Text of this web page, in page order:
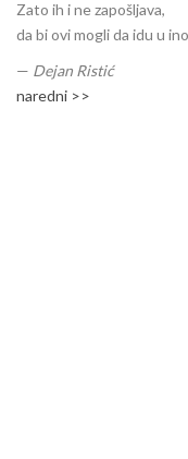
Zato ih i ne zapošljava,
da bi ovi mogli da idu u
— Dejan Ristić
naredni >>